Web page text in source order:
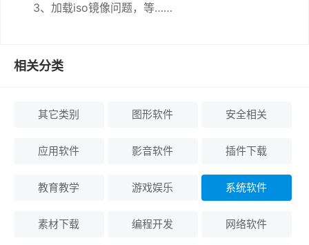
3、加载iso镜像问题，等……
相关分类
其它类别 图形软件 安全相关
应用软件 影音软件 插件下载
教育教学 游戏娱乐 系统软件
素材下载 编程开发 网络软件